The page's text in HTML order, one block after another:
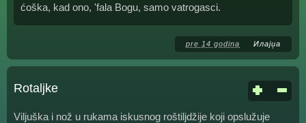
ćoška, kad ono, 'fala Bogu, samo vatrogasci.
pre 14 godina Илајџа
Rotaljke
Viljuška i nož u rukama iskusnog roštiljdžije koji opslužuje